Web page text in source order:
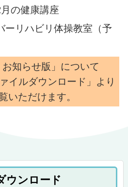
の健康講座
ーリハビリ体操教室（予
お知らせ版」について
イルダウンロード」より
いただけます。
ウンロード